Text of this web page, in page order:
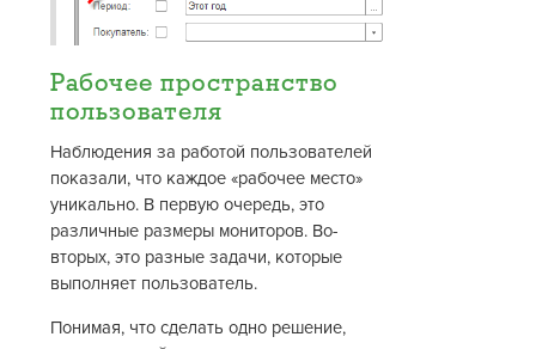
Рабочее пространство
пользователя
Наблюдения за работой пользователей
показали, что каждое «рабочее место»
уникально. В первую очередь, это
различные размеры мониторов. Во-
вторых, это разные задачи, которые
выполняет пользователь.
Понимая, что сделать одно решение,